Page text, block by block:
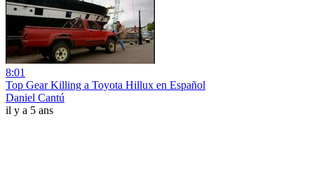
8:01
Top Gear Killing a Toyota Hillux en Español
Daniel Cantú
il y a 5 ans